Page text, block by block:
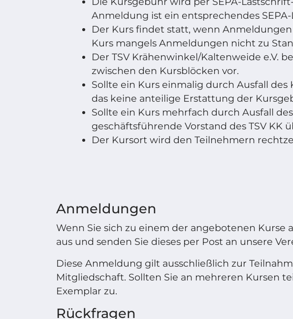
Anmeldung ist ein entsprechendes
Der Kurs findet statt, wenn
Kurs mangels Anmeldungen nicht zu
Der TSV Krähenwinkel/Kaltenweide e.V.
zwischen den Kursblöcken vor.
Sollte ein Kurs einmalig durch Ausfall
das keine anteilige Erstattung der
Sollte ein Kurs mehrfach durch Ausfall
geschäftsführende Vorstand des TSV
Der Kursort wird den Teilnehmern
Anmeldungen
Wenn Sie sich zu einem der angebotenen
aus und senden Sie dieses per Post an unsere
Diese Anmeldung gilt ausschließlich zur
Mitgliedschaft. Sollten Sie an mehreren Kursen
Exemplar zu.
Rückfragen